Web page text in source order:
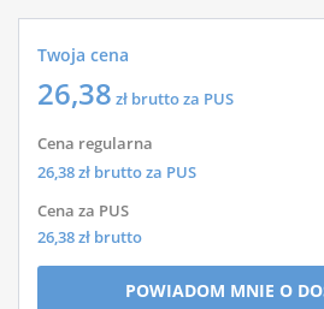
Twoja cena
26,38 zł brutto za PUS
Cena regularna
26,38zł brutto za PUS
Cena za PUS
26,38zł brutto
POWIADOM MNIE O